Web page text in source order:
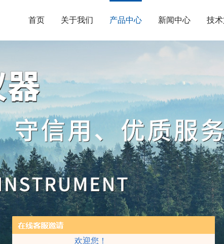
欢迎您！
首页 关于我们 产品中心 新闻中心 技